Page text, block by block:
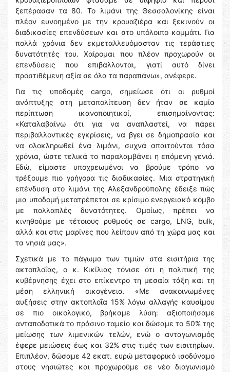
ξεπέρασαν τα 80. Το λιμάνι της Θεσσαλονίκης είναι
πλέον ευνοημένο με την κρουαζιέρα και ξεκινούν οι
διαδικασίες επενδύσεων και στο υπόλοιπο κομμάτι. Για
πολλά χρόνια δεν εκμεταλλευόμασταν τις τεράστιες
δυνατότητές του. Χαίρομαι που πλέον προχωρούν οι
επενδύσεις που επιβάλλονται, γιατί αυτό δίνει
προστιθέμενη αξία σε όλα τα παραπάνω», ανέφερε.
Για τις υποδομές cargo, σημείωσε ότι οι ρυθμοί
ανάπτυξης στη μεταπολίτευση δεν ήταν σε καμία
περίπτωση ικανοποιητικοί, επισημαίνοντας:
«Καταλαβαίνω ότι για να αναπλαστεί, να πάρει
περιβαλλοντικές εγκρίσεις, να βγει σε δημοπρασία και
να ολοκληρωθεί ένα λιμάνι, συχνά απαιτούνται τόσα
χρόνια, ώστε τελικά το παραλαμβάνει η επόμενη γενιά.
Εδώ, είμαστε υποχρεωμένοι να βρούμε τρόπο να
τρέξουμε πιο γρήγορα τις διαδικασίες. Μια στρατηγική
επένδυση στο λιμάνι της Αλεξανδρούπολης έδειξε πώς
μια υποδομή μετατρέπεται σε κρίσιμο ενεργειακό κόμβο
με πολλαπλές δυνατότητες. Ομοίως, πρέπει να
κινηθούμε με τέτοιους ρυθμούς σε cargo, LNG, bulk,
αλλά και στις μαρίνες που λείπουν από τη χώρα μας και
τα νησιά μας».
Σχετικά με το πάγωμα των τιμών στα εισιτήρια της
ακτοπλοΐας, ο κ. Κικίλιας τόνισε ότι η πολιτική της
κυβέρνησης έχει στο επίκεντρο τη μεσαία τάξη και τη
μέση ελληνική οικογένεια. «Με ανακοινωμένες
αυξήσεις στην ακτοπλοΐα 15% λόγω αλλαγής καυσίμου
σε πιο οικολογικό, βρήκαμε λύση: αξιοποιήσαμε
ανταποδοτικά το πράσινο ταμείο και δώσαμε το 50% της
μείωσης των λιμενικών τελών, ενώ ο ανταγωνισμός
έφερε μειώσεις έως και 32% στις τιμές των εισιτηρίων.
Επιπλέον, δώσαμε 42 εκατ. ευρώ μεταφορικό ισοδύναμο
στους νησιώτες και προχωρούμε σε νέο διαγωνισμό